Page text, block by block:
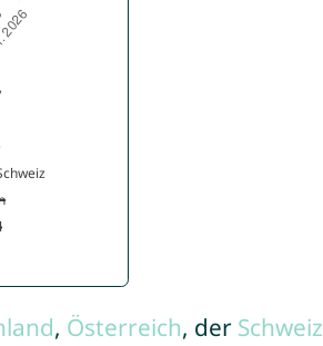
, Österreich, der Schweiz